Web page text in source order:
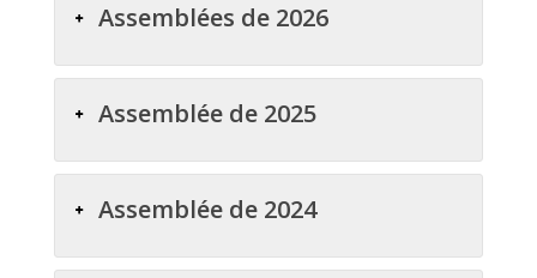
Assemblées de 2026
Assemblée de 2025
Assemblée de 2024